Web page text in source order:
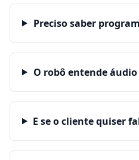
Preciso saber
O robô entende
E se o cliente quiser